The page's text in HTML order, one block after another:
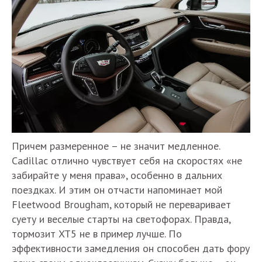
Причем размеренное – не значит медленное.
Cadillac отлично чувствует себя на скоростях «не
забирайте у меня права», особенно в дальних
поездках. И этим он отчасти напоминает мой
Fleetwood Brougham, который не переваривает
суету и веселые старты на светофорах. Правда,
тормозит XT5 не в пример лучше. По
эффективности замедления он способен дать фору